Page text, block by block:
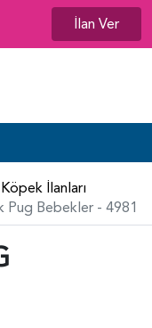
İlan Ver
Köpek İlanları
Pug Bebekler - 4981